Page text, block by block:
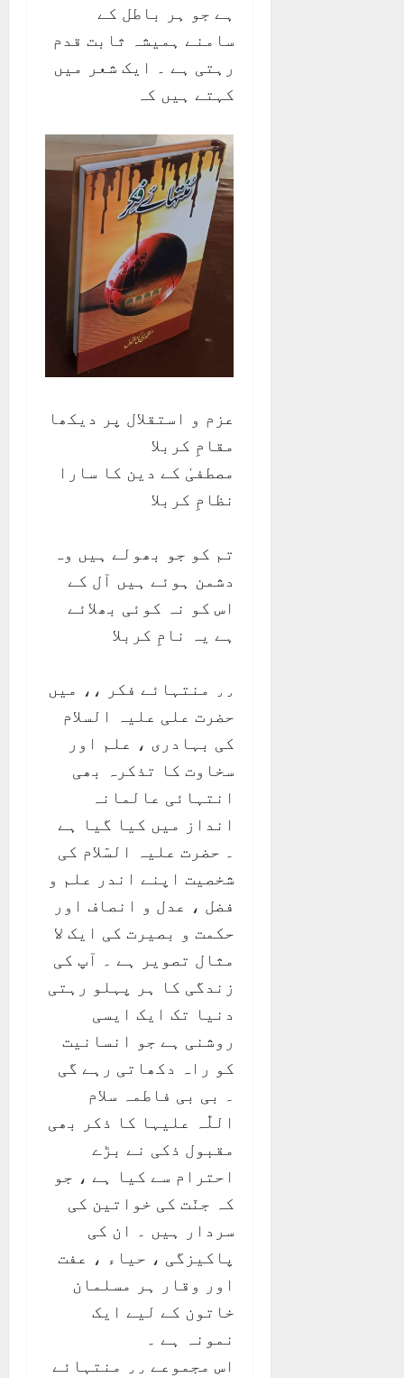
ہے جو ہر باطل کے
سامنے ہمیشہ ثابت قدم
رہتی ہے ۔ ایک شعر میں
کہتے ہیں کہ
عزم و استقلال پر دیکھا
مقامِ کربلا
مصطفیٰ کے دین کا سارا
نظامِ کربلا
تم کو جو بھولے ہیں وہ
دشمن ہوئے ہیں آل کے
اس کو نہ کوئی بھلائے
ہے یہ نامِ کربلا
٫٫ منتہائے فکر ،، میں
حضرت علی علیہ السلام
کی بہادری ، علم اور
سخاوت کا تذکرہ بھی
انتہائی عالمانہ
انداز میں کیا گیا ہے
۔ حضرت علیہ السّلام کی
شخصیت اپنے اندر علم و
فضل ، عدل و انصاف اور
حکمت و بصیرت کی ایک لا
مثال تصویر ہے ۔ آپ کی
زندگی کا ہر پہلو رہتی
دنیا تک ایک ایسی
روشنی ہے جو انسانیت
کو راہ دکھاتی رہے گی
۔ بی بی فاطمہ سلام
اللّٰہ علیہا کا ذکر بھی
مقبول ذکی نے بڑے
احترام سے کیا ہے ، جو
کہ جنّت کی خواتین کی
سردار ہیں ۔ ان کی
پاکیزگی ، حیاء ، عفت
اور وقار ہر مسلمان
خاتون کے لیے ایک
نمونہ ہے ۔
اس مجموعے ٫٫ منتہائے